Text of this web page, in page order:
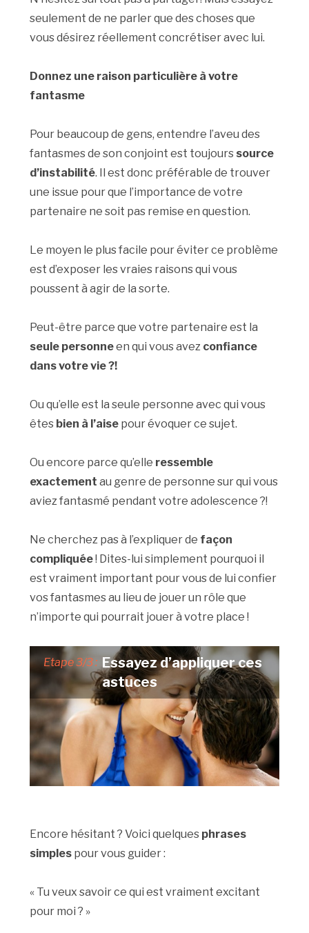
seulement de ne parler que des choses que
vous désirez réellement concrétiser avec lui.
Donnez une raison particulière à votre
fantasme
Pour beaucoup de gens, entendre l’aveu des
fantasmes de son conjoint est toujours source
d’instabilité. Il est donc préférable de trouver
une issue pour que l’importance de votre
partenaire ne soit pas remise en question.
Le moyen le plus facile pour éviter ce problème
est d’exposer les vraies raisons qui vous
poussent à agir de la sorte.
Peut-être parce que votre partenaire est la
seule personneen qui vous avez confiance
dans votre vie ?!
Ou qu’elle est la seule personne avec qui vous
êtes bien à l’aise pour évoquer ce sujet.
Ou encore parce qu’elle ressemble
exactement au genre de personne sur qui vous
aviez fantasmé pendant votre adolescence ?!
Ne cherchez pas à l’expliquer de façon
compliquée! Dites-lui simplement pourquoi il
est vraiment important pour vous de lui confier
vos fantasmes au lieu de jouer un rôle que
n’importe qui pourrait jouer à votre place !
Etape 3/3 : Essayez d’appliquer ces
astuces
Encore hésitant ? Voici quelques phrases
simples pour vous guider :
« Tu veux savoir ce qui est vraiment excitant
pour moi ? »